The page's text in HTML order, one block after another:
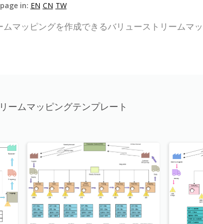
in: EN CN TW
ッピングを作成できるバリューストリームマッ
ームマッピングテンプレート